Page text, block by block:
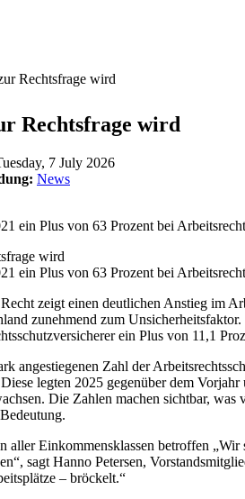
Rechtsfrage wird
Rechtsfrage wird
7 July 2026
News
ein Plus von 63 Prozent bei
ein Plus von 63 Prozent bei
zeigt einen deutlichen Anstieg im
zunehmend zum
ein Plus von 11,1
angestiegenen Zahl der
legten 2025 gegenüber dem
Die Zahlen machen sichtbar,
aller Einkommensklassen betroffen
sagt Hanno Petersen,
– bröckelt.“